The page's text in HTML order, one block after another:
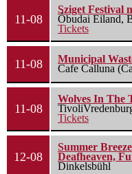
11-08
Sziget Festival
Óbudai Eiland,
Tickets
11-08
Municipal
Cafe Calluna
11-08
Wolves In The
Tickets
12-08
Summer
Deafheaven,
Dinkelsbühl